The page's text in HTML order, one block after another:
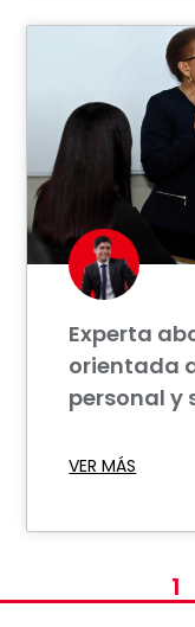
Experta
orientada
personal y
VER MÁS
1